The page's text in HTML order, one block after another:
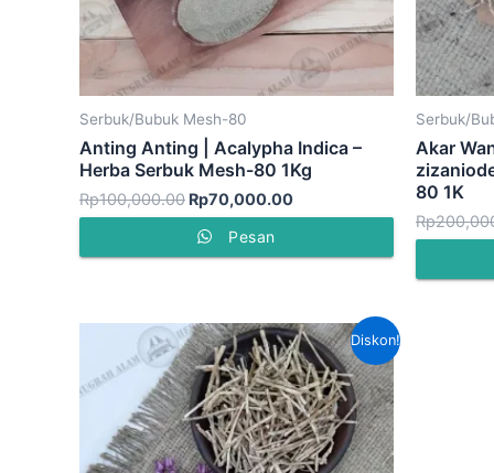
Serbuk/Bubuk Mesh-80
Anting Anting | Acalypha Indica –
Herba Serbuk Mesh-80 1Kg
Rp100,000.00 Rp70,000.00
Pesan
Serbuk/
Akar
80 1K
Rp
Diskon!
Harga
aslinya
adalah:
Rp70,000.00.
Harga
saat
ini
adalah:
Rp55,000.00.